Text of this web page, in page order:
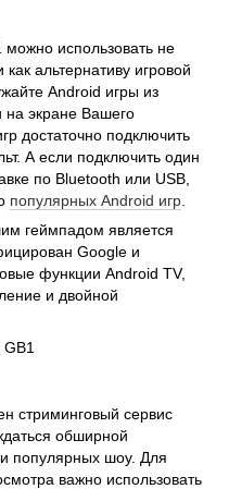
использовать не
альтернативу игровой
Android игры из
на экране Вашего
достаточно подключить
А если подключить один
по Bluetooth или USB,
популярных Android игр
геймпадом является
Google и
функции Android TV,
и двойной
стриминговый сервис
обширной
популярных шоу. Для
важно использовать